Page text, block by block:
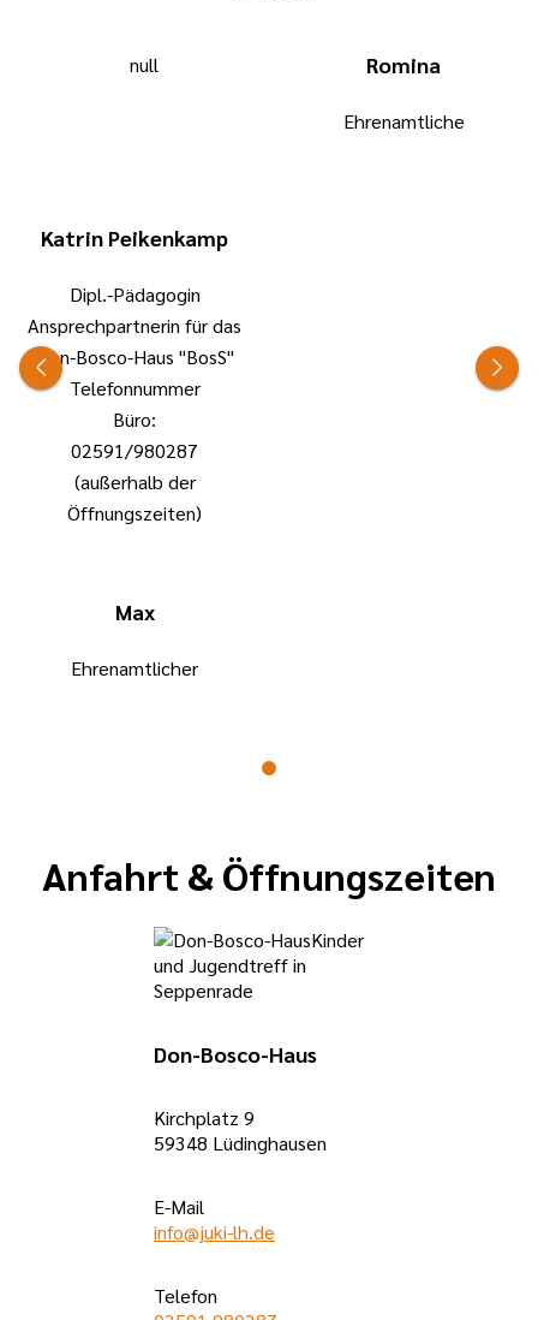
Katrin Peikenkamp
Dipl.-Pädagogin
Ansprechpartnerin für das
Don-Bosco-Haus "BosS"
Telefonnummer
Büro:
02591/980287
(außerhalb der
Öffnungszeiten)
Max
Ehrenamtlicher
Romina
Ehrenamtliche
Anfahrt & Öffnungszeiten
Don-Bosco-Haus
Kirchplatz 9
59348 Lüdinghausen
E-Mail
info@juki-lh.de
Telefon